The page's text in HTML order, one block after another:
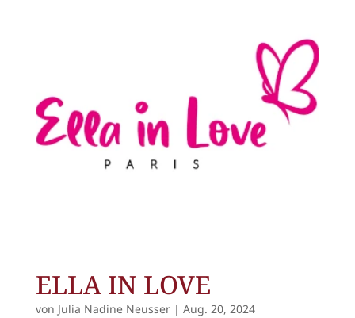
ELLA IN LOVE
von Julia Nadine Neusser| Aug. 20, 2024